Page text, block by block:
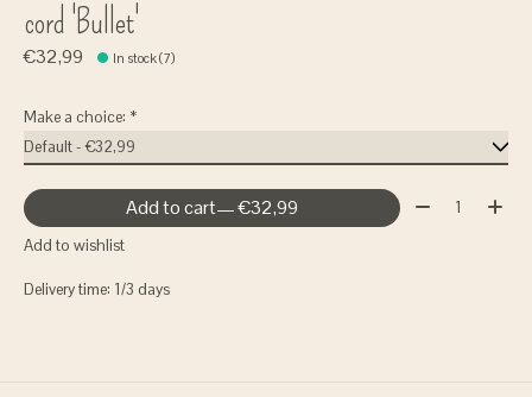
cord 'Bullet'
€32,99 In stock (7)
Make a choice: *
Add to cart — €32,99 Quantity:
Add to wishlist
Delivery time: 1/3 days